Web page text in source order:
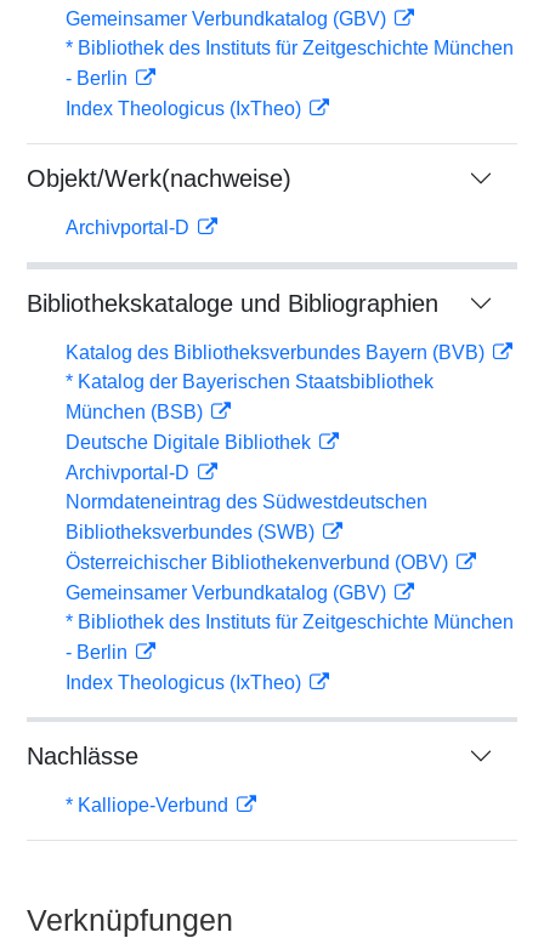
Gemeinsamer Verbundkatalog (GBV)
* Bibliothek des Instituts für Zeitgeschichte München
- Berlin
Index Theologicus (IxTheo)
Objekt/Werk(nachweise)
Archivportal-D
Bibliothekskataloge und Bibliographien
Katalog des Bibliotheksverbundes Bayern (BVB)
* Katalog der Bayerischen Staatsbibliothek
München (BSB)
Deutsche Digitale Bibliothek
Archivportal-D
Normdateneintrag des Südwestdeutschen
Bibliotheksverbundes (SWB)
Österreichischer Bibliothekenverbund (OBV)
Gemeinsamer Verbundkatalog (GBV)
* Bibliothek des Instituts für Zeitgeschichte München
- Berlin
Index Theologicus (IxTheo)
Nachlässe
* Kalliope-Verbund
Verknüpfungen